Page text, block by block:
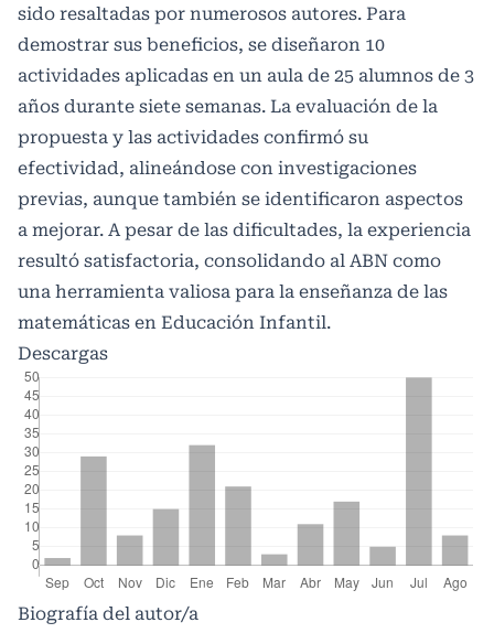
sido resaltadas por numerosos autores. Para
demostrar sus beneficios, se diseñaron 10
actividades aplicadas en un aula de 25 alumnos de 3
años durante siete semanas. La evaluación de la
propuesta y las actividades confirmó su
efectividad, alineándose con investigaciones
previas, aunque también se identificaron aspectos
a mejorar. A pesar de las dificultades, la experiencia
resultó satisfactoria, consolidando al ABN como
una herramienta valiosa para la enseñanza de las
matemáticas en Educación Infantil.
Descargas
Biografía del autor/a